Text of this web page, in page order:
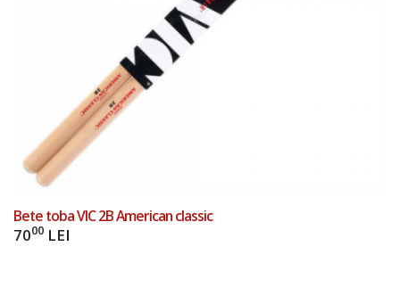
Bete toba VIC 2B American classic
7000 LEI